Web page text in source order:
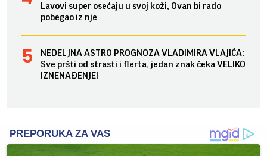
Lavovi super osećaju u svoj koži, Ovan bi rado
pobegao iz nje
NEDELJNA ASTRO PROGNOZA VLADIMIRA VLAJIĆA:
Sve pršti od strasti i flerta, jedan znak čeka VELIKO
IZNENAĐENJE!